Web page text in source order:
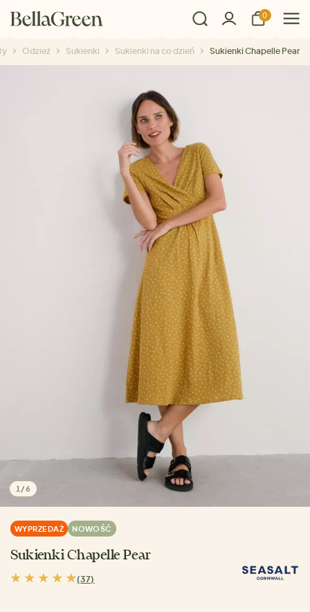
0
Odzież Sukienki Sukienki na co dzień Sukienki Chapelle Pear
1 /6
WYPRZEDAŻ NOWOŚĆ
Sukienki Chapelle Pear
(37)